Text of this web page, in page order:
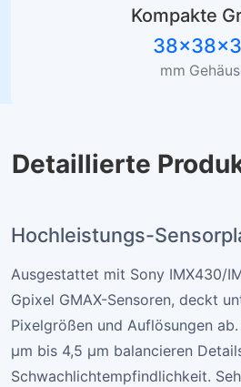
Kompakte
mm
Detaillierte
Hochleistungs-
Ausgestattet mit Sony IMX430/
Gpixel GMAX-Sensoren, deckt
Pixelgrößen und Auflösungen
µm bis 4,5 µm balancieren
Schwachlichtempfindlichkeit.